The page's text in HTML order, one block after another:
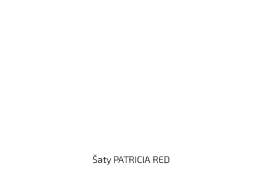
Šaty PATRICIA RED